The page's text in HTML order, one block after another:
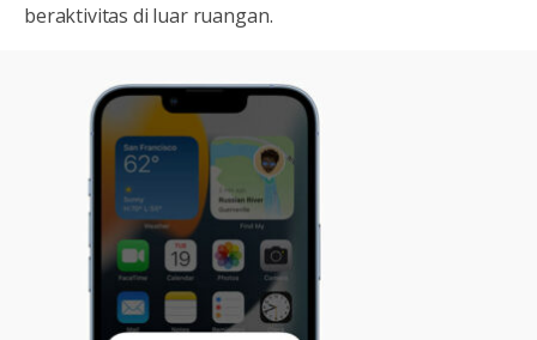
beraktivitas di luar ruangan.